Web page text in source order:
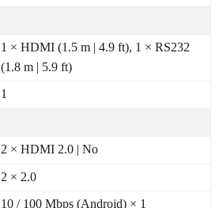
1 × HDMI (1.5 m | 4.9 ft), 1 × RS232
(1.8 m | 5.9 ft)
1
2 × HDMI 2.0 | No
2 × 2.0
10 / 100 Mbps (Android) × 1